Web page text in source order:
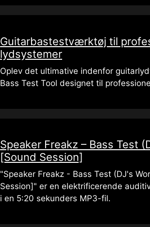
Guitarbastestværktøj til
lydsystemer
Oplev det ultimative indenfor
Bass Test Tool designet til
Speaker Freakz – Bass Test
[Sound Session]
"Speaker Freakz - Bass Test (DJ's
Session]" er en elektrificerende
i en 5:20 sekunders MP3-fil.